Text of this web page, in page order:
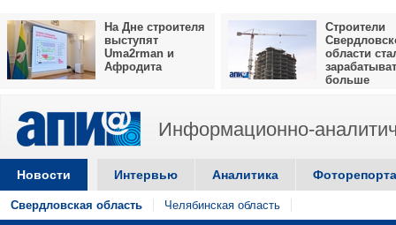
На Дне строителя
выступят
Uma2rman и
Афродита
Строители
области
больше
Информационно-
Новости Интервью Аналитика
Свердловская область Челябинская область